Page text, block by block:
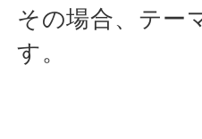
その場合、テー
す。